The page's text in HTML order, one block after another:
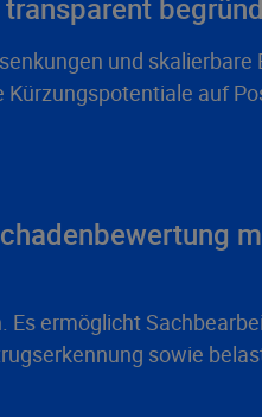
und skalierbare
auf
ermöglicht
sowie